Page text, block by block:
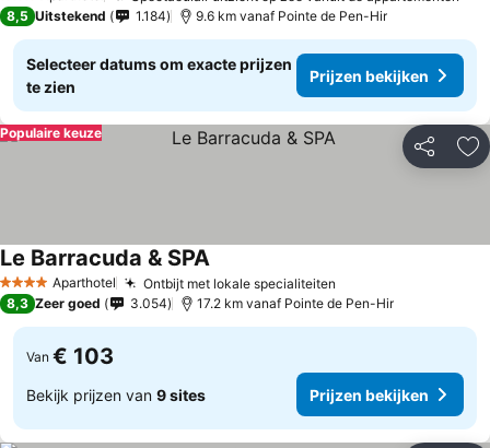
8,5 Uitstekend 1.184 9.6 km vanaf Pointe de Pen-Hir
Selecteer datums om exacte prijzen
te zien
Prijzen bekijken
Delen
Populaire keuze
4 SterrenAparthotel Ontbijt met lokale specialiteiten
Le Barracuda & SPA
8,3 Zeer goed 3.054 17.2 km vanaf Pointe de Pen-Hir
Van € 103
Bekijk prijzen van 9 sites Prijzen bekijken